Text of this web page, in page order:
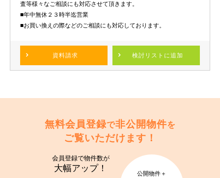
資料請求 検討リスト に追加
査等様々なご相談にも対応させて頂きます。
■年中無休２３時半迄営業
■お買い換えの際などのご相談にも対応しております。
無料会員登録で非公開物件を
ご覧いただけます！
会員登録で物件数が
大幅アップ！
公開物件＋